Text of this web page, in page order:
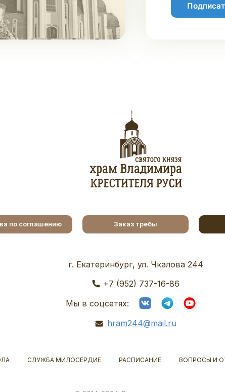
по соглашению Заказ требы
г. Екатеринбург, ул. Чкалова 244
+7 (952) 737-16-86
Мы в соцсетях:
hram244@mail.ru
СЛУЖБА МИЛОСЕРДИЕ РАСПИСАНИЕ ВОПРОСЫ И